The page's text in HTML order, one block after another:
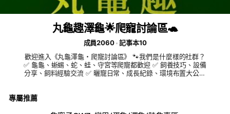
丸龜趣澤龜🌟爬寵討論區🐢
成員2060
記事本10
歡迎進入《丸龜澤龜・爬寵討論區》 🐾我們是什麼樣的社群？
✅ 龜龜、蜥蜴、蛇、蛙、守宮等爬寵都歡迎 ✅ 飼養技巧、設備
分享、飼料經驗交流 ✅ 曬寵日常、成長紀錄、環境布置大公開
📌我們支持理性飼養與保育意識，拒絕非法野採與虐寵行為。
專屬推薦